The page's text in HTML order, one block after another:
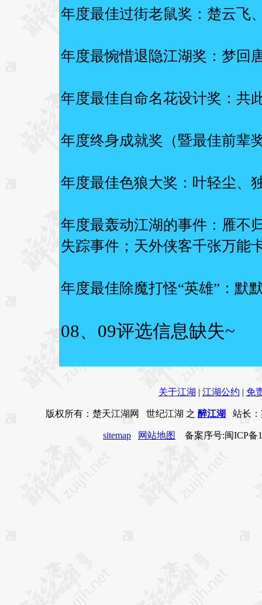
年度最佳过街老鼠奖：楚云飞
年度最惋惜退隐江湖奖：梦回
年度最佳自命名花设计奖：共
年度终身成就奖（暨最佳前辈
年度最佳色狼大奖：叶轻尘、
年度最轰动江湖的事件：雁不
失踪事件；天外侠客千张万能
年度最佳除魔打怪“英雄”：默
08、09评选信息缺失~
关于江湖 | 江湖公约 | 免
版权所有：楚天江湖网 世纪江湖 之 醉江湖 站长：
sitemap 网站地图 备案序号:闽ICP备